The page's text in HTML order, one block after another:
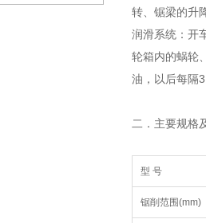
转、锯梁的升
润滑系统：开
轮箱内的蜗轮
油，以后每隔
二．主要规格
型 号
锯削范围(mm)